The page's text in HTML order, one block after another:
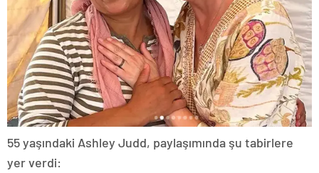
55 yaşındaki Ashley Judd, paylaşımında şu tabirlere
yer verdi: